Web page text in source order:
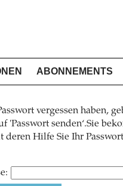
ABONNEMENTS
vergessen haben,
'Passwort senden‘.Sie
deren Hilfe Sie Ihr